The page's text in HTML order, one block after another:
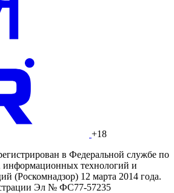
+18
в Федеральной службе по
информационных технологий и
(Роскомнадзор) 12 марта 2014 года.
Эл № ФС77-57235